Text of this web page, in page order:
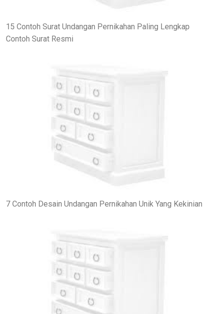
15 Contoh Surat Undangan Pernikahan Paling Lengkap
Contoh Surat Resmi
7 Contoh Desain Undangan Pernikahan Unik Yang Kekinian